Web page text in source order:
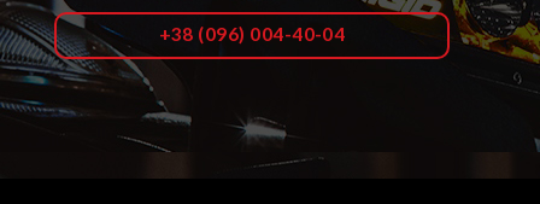
+38 (096) 004-40-04